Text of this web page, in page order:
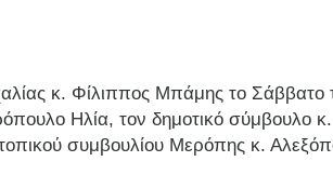
κ. Φίλιππος Μπάμης το Σάββατο
Ηλία, τον δημοτικό σύμβουλο κ.
συμβουλίου Μερόπης κ.